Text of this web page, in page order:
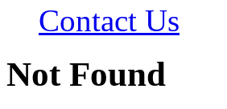
Contact Us
Not Found